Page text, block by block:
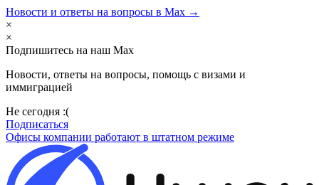
Новости и ответы на вопросы в Max →
×
×
Подпишитесь на наш Max
Новости, ответы на вопросы, помощь с визами и
иммиграцией
Не сегодня :(
Подписаться
Офисы компании работают в штатном режиме